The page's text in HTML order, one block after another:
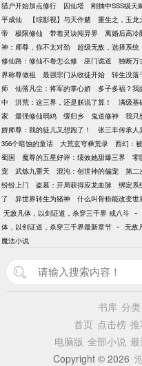
猎户开始加点修行
囚仙塔 刚抽中SSS级天
平成仙
【综影视】与天作赌 重生之，玉龙
帝
极限修仙 带着灵诀闯异界 离婚后高冷
神：师尊，你不太对劲
超级无敌，选择系统
修仙路：修仙不卷怎么修
巫门诡道 独断万
界称尊做祖
最强宗门从收徒开始 转生没落
师
仙落凡尘：将军的掌心娇 多子多福？我
中
洪荒：这三界，还是朕说了算！ 满级基
家
最强修仙弱鸡 缓归乡 鬼道修神 我只
娇师尊：我的徒儿又想跑了！
张三丰传承人
356个暗蚀的童话
大荒玄穹彝荒录 西幻：
蜀国
魔尊的五星好评：绩效她甜爆三界 零
宠
武炼九重天 混沌：创世神的偏宠 第二
纷纷上门
盗墓：开局获得应龙血脉 绑定系
了
异世界转生为猪神 什么叫骨粉能改变世
无敌凡体，以剑证道，杀穿三千界 戒八斗 -
体，以剑证道，杀穿三千界最新章节 - 无敌
魔法小说
书库 分类
首页 点击榜
电脑版 全部小说
Copyright © 2026